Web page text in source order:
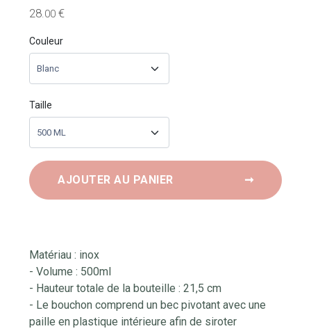
28.00 €
Couleur
Taille
AJOUTER AU PANIER ➞
Matériau : inox
- Volume : 500ml
- Hauteur totale de la bouteille : 21,5 cm
- Le bouchon comprend un bec pivotant avec une
paille en plastique intérieure afin de siroter